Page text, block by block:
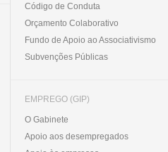
Código de Conduta
Orçamento Colaborativo
Fundo de Apoio ao Associativismo
Subvenções Públicas
EMPREGO (GIP)
O Gabinete
Apoio aos desempregados